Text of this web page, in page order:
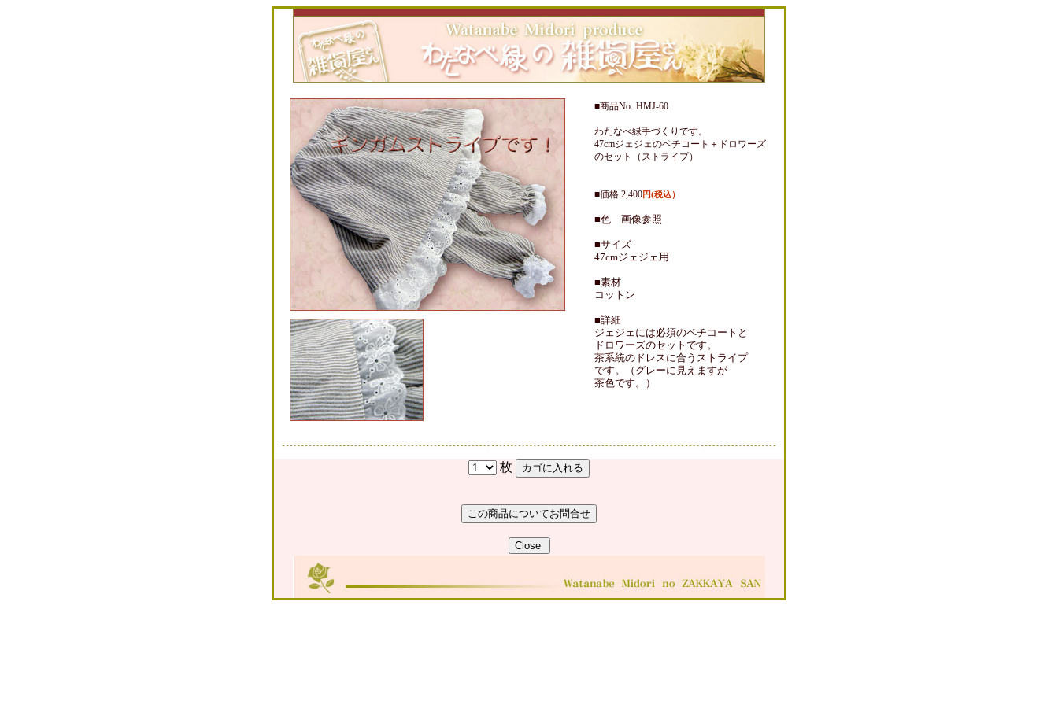
■商品No. HMJ-60
わたなべ緑手づくりです。
47cmジェジェのペチコート＋ドロワーズ
のセット（ストライプ）
■価格 2,400円(税込）
■色 画像参照
■サイズ
47cmジェジェ用
■素材
コットン
■詳細
ジェジェには必須のペチコートと
ドロワーズのセットです。
茶系統のドレスに合うストライプ
です。（グレーに見えますが
茶色です。）
枚